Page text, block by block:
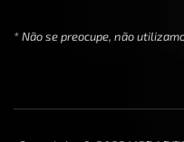
* Não se preocupe, não